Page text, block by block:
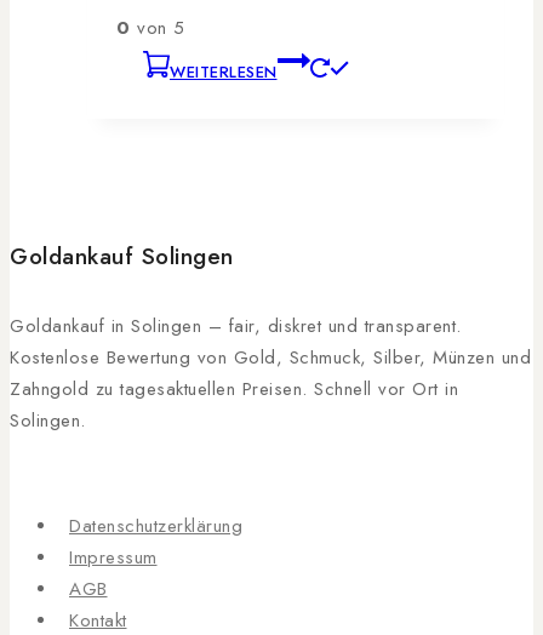
0 von 5
WEITERLESEN
Goldankauf Solingen
Goldankauf in Solingen – fair, diskret und transparent.
Kostenlose Bewertung von Gold, Schmuck, Silber, Münzen und
Zahngold zu tagesaktuellen Preisen. Schnell vor Ort in
Solingen.
Datenschutzerklärung
Impressum
AGB
Kontakt